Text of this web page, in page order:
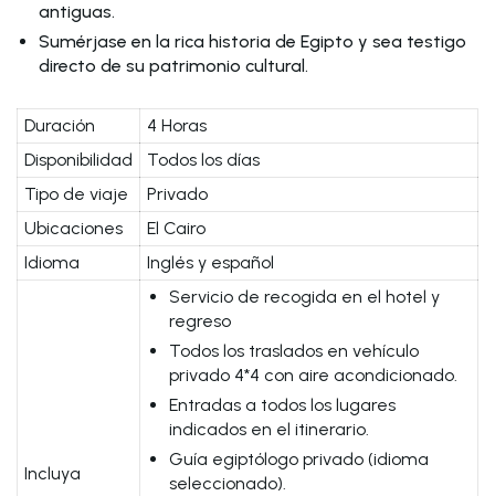
antiguas.
Sumérjase en la rica historia de Egipto y sea testigo
directo de su patrimonio cultural.
Duración
4 Horas
Disponibilidad
Todos los días
Tipo de viaje
Privado
Ubicaciones
El Cairo
Idioma
Inglés y español
Incluya
Servicio de recogida en el hotel y
regreso
Todos los traslados en vehículo
privado 4*4 con aire acondicionado.
Entradas a todos los lugares
indicados en el itinerario.
Guía egiptólogo privado (idioma
seleccionado).